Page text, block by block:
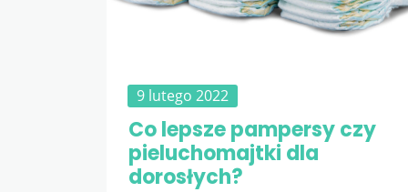
9 lutego 2022
Co lepsze pampersy czy
pieluchomajtki dla
dorosłych?